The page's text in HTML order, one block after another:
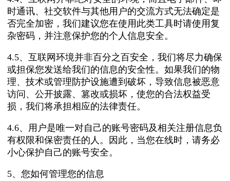
时通讯、社交软件与其他用户的交流方式无法确定是
否完全加密，我们建议您在使用此类工具时请使用复
杂密码，并注意保护您的个人信息安全。
4.5、互联网环境并非百分之百安全，我们将尽力确保
或担保您发送给我们的信息的安全性。如果我们的物
理、技术或管理防护设施遭到破坏，导致信息被恶意
访问、公开披露、篡改或损坏，使您的合法权益受
损，我们将承担相应的法律责任。
4.6、用户是唯一对自己的账号密码及相关注册信息负
有权限和保密责任的人。因此，当您在线时，请务必
小心保护自己的账号安全。
5、您如何管理您的信息